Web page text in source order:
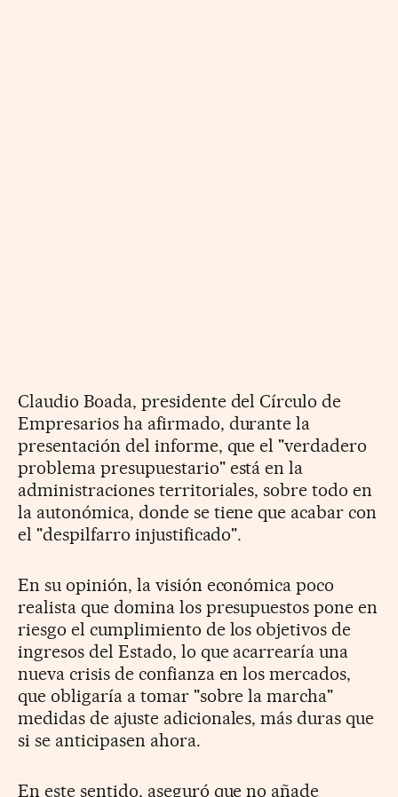
Claudio Boada, presidente del Círculo de
Empresarios ha afirmado, durante la
presentación del informe, que el "verdadero
problema presupuestario" está en la
administraciones territoriales, sobre todo en
la autonómica, donde se tiene que acabar con
el "despilfarro injustificado".
En su opinión, la visión económica poco
realista que domina los presupuestos pone en
riesgo el cumplimiento de los objetivos de
ingresos del Estado, lo que acarrearía una
nueva crisis de confianza en los mercados,
que obligaría a tomar "sobre la marcha"
medidas de ajuste adicionales, más duras que
si se anticipasen ahora.
En este sentido, aseguró que no añade